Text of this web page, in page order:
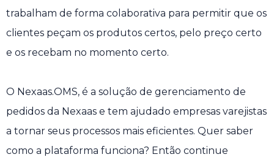
trabalham de forma colaborativa para permitir que os
clientes peçam os produtos certos, pelo preço certo
e os recebam no momento certo.
O Nexaas.OMS, é a solução de gerenciamento de
pedidos da Nexaas e tem ajudado empresas varejistas
a tornar seus processos mais eficientes. Quer saber
como a plataforma funciona? Então continue